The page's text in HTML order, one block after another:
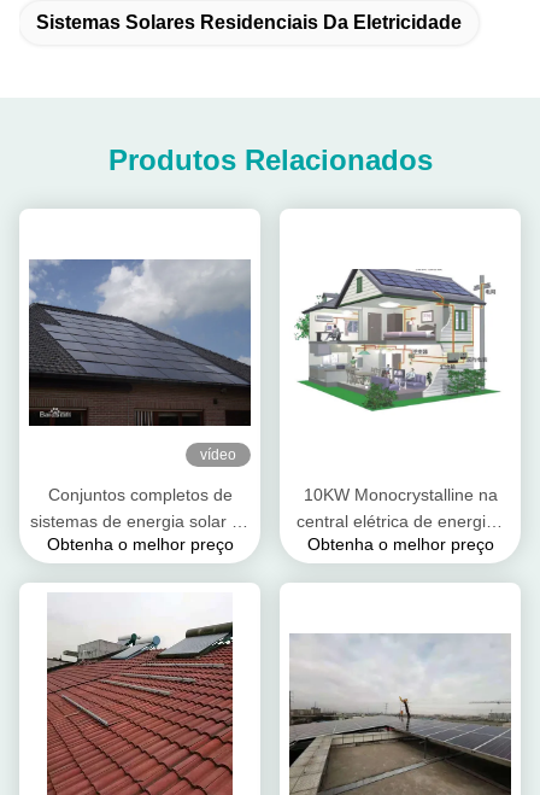
Sistemas Solares Residenciais Da Eletricidade
Produtos Relacionados
vídeo
Conjuntos completos de
sistemas de energia solar de
5 KW para ligar/desligar a
Obtenha o melhor preço
10KW Monocrystalline na
central elétrica de energias
solares da grade para a
Obtenha o melhor preço